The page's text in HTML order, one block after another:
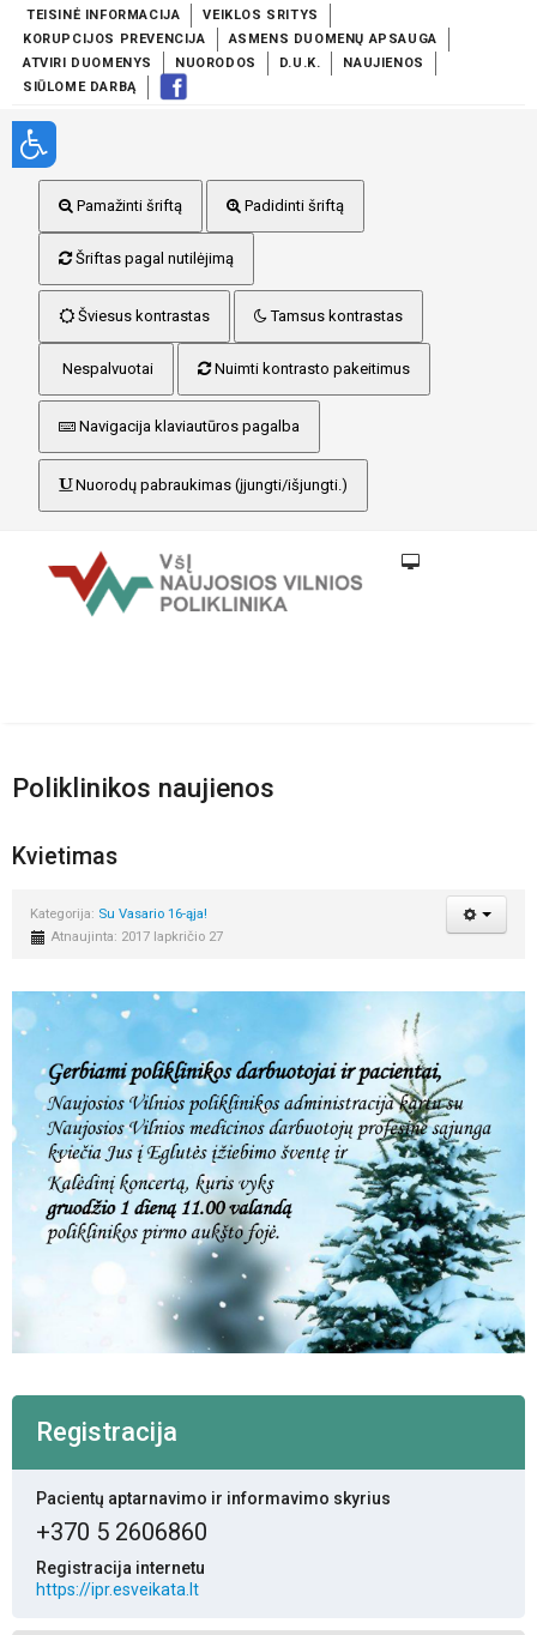
TEISINĖ INFORMACIJA
VEIKLOS SRITYS
KORUPCIJOS PREVENCIJA
ASMENS DUOMENŲ APSAUGA
ATVIRI DUOMENYS
NUORODOS D.U.K.
NAUJIENOS
SIŪLOME DARBĄ
Pamažinti šriftą Padidinti šriftą
Šriftas pagal nutilėjimą
Šviesus kontrastas Tamsus kontrastas
Nespalvuotai Nuimti kontrasto pakeitimus
Navigacija klaviautūros pagalba
Nuorodų pabraukimas (įjungti/išjungti.)
Poliklinikos naujienos
Kvietimas
Kategorija: Su Vasario 16-ąja!
Atnaujinta: 2017 lapkričio 27
Registracija
Pacientų aptarnavimo ir informavimo skyrius
+370 5 2606860
Registracija internetu
https://ipr.esveikata.lt